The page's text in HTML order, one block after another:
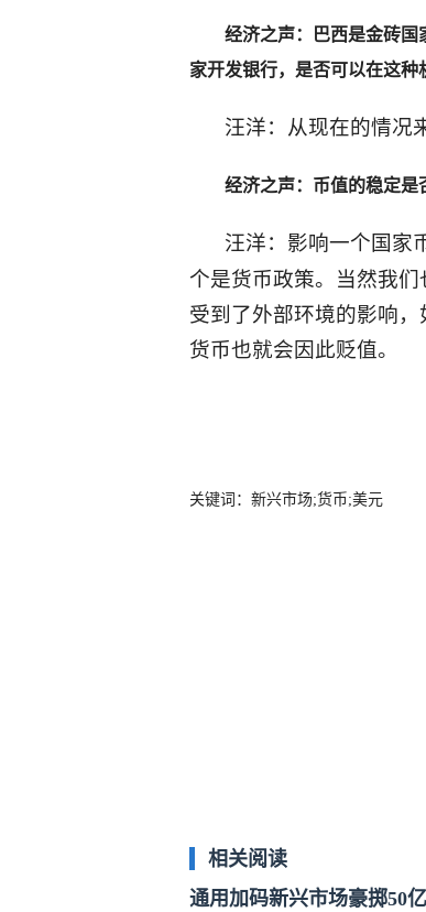
经济之声：巴西是金砖国
家开发银行，是否可以在这种
汪洋：从现在的情况
经济之声：币值的稳定是
汪洋：影响一个国家
个是货币政策。当然我
受到了外部环境的影响
货币也就会因此贬值。
关键词：新兴市场;货币;美元
相关阅读
通用加码新兴市场豪掷50